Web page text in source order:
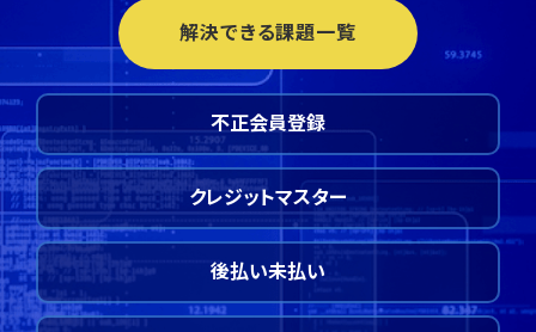
解決できる課題一覧
不正会員登録
クレジットマスター
後払い未払い